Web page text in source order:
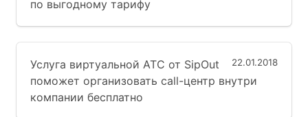
по выгодному тарифу
22.01.2018
Услуга виртуальной АТС от SipOut
поможет организовать call-центр внутри
компании бесплатно